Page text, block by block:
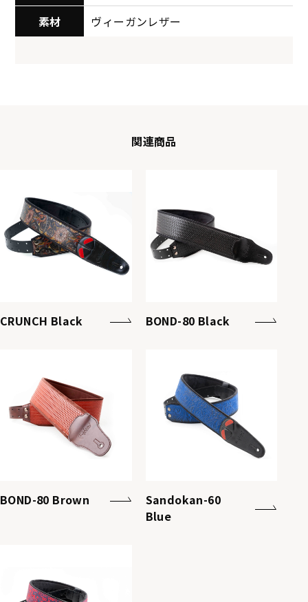
素材
ヴィーガンレザー
関連商品
CRUNCH Black BOND-80 Black
BOND-80 Brown
Sandokan-60
Blue